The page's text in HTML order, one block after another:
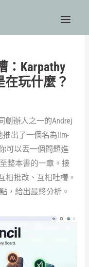
：Karpathy
在玩什麼？
創辦人之一的Andrej
推出了一個名為llm-
可以丟一個問題進
整本書的一章。接
相批改、互相吐槽。
，給出最終分析。